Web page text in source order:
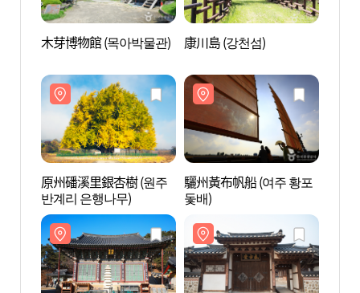
木芽博物館 (목아박물관) 康川島 (강천섬)
原州磻溪里銀杏樹 (원주
반계리 은행나무)
驪州黃布帆船 (여주 황포
돛배)